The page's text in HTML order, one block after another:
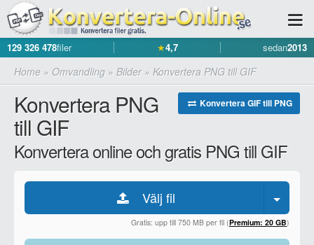
129 326 478filer ★4,7 sedan2013
Home » Omvandling » Bilder» Konvertera PNG till GIF
Konvertera GIF till PNG
Konvertera PNG
till GIF
Konvertera online och gratis PNG till GIF
Välj fil
Gratis: upp till 750 MB per fil (Premium: 20 GB)